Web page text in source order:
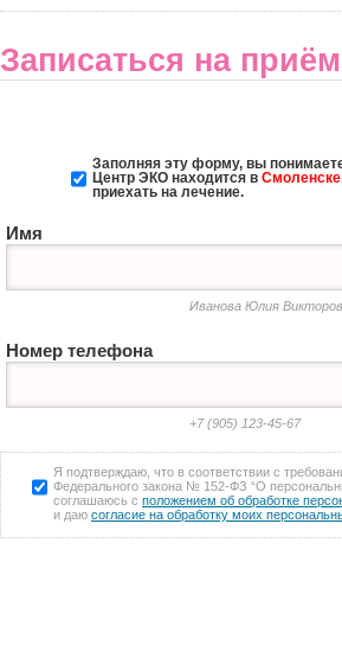
Записаться на приём
Заполняя эту форму, вы
Центр ЭКО находится в Смоленске
приехать на лечение.
Имя
Иванова Юлия
Номер телефона
+7 (905) 123-45-67
Я подтверждаю, что в соответствии с
Федерального закона № 152-ФЗ “О
соглашаюсь с положением об обработке
и даю согласие на обработку моих